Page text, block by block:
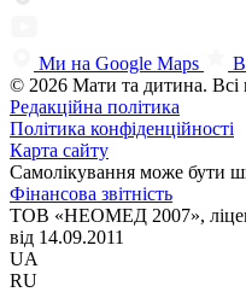
Ми на Google Maps
© 2026 Мати та дитина. Всі
Редакційна політика
Політика конфіденційності
Карта сайту
Самолікування може бути
Фінансова звітність
ТОВ «НЕОМЕД 2007»,
від 14.09.2011
UA
RU